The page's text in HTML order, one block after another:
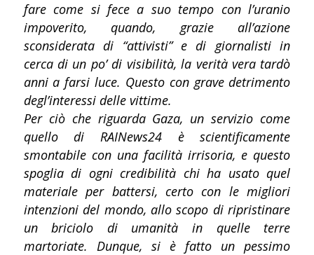
fare come si fece a suo tempo con l’uranio
impoverito, quando, grazie all’azione
sconsiderata di “attivisti” e di giornalisti in
cerca di un po’ di visibilità, la verità vera tardò
anni a farsi luce. Questo con grave detrimento
degl’interessi delle vittime.
Per ciò che riguarda Gaza, un servizio come
quello di RAINews24 è scientificamente
smontabile con una facilità irrisoria, e questo
spoglia di ogni credibilità chi ha usato quel
materiale per battersi, certo con le migliori
intenzioni del mondo, allo scopo di ripristinare
un briciolo di umanità in quelle terre
martoriate. Dunque, si è fatto un pessimo